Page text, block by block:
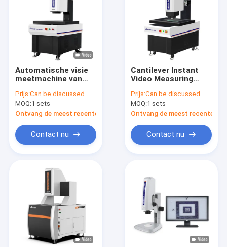
Automatische visie
meetmachine van
een kantilever, serie
V6-IVS-432
Prijs:Can be discussed
MOQ:1 sets
Ontvang de meest recente Prijs
Contact nu
Cantilever Instant
Video Measuring
serie
Prijs:Can be discussed
MOQ:1 sets
Ontvang de meest recente
Contact nu